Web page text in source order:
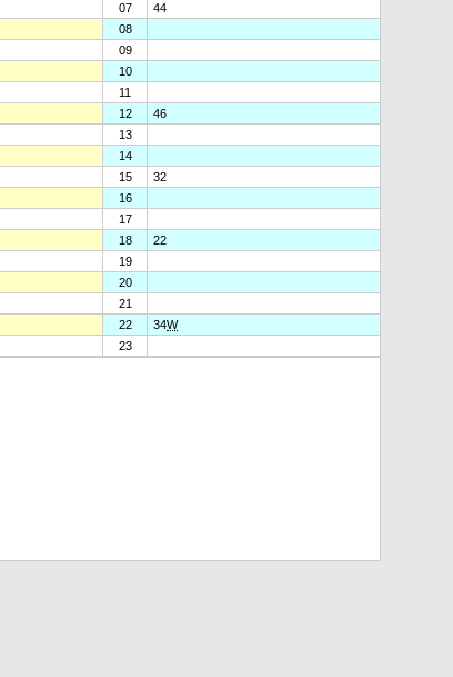
07
44
08
09
10
11
12
46
13
14
15
32
16
17
18
22
19
20
21
22 34W
23